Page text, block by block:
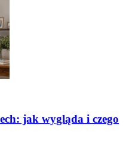
jak wygląda i czego